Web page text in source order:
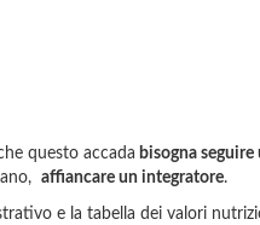
questo accada bisogna seguire
affiancare un integratore.
e la tabella dei valori